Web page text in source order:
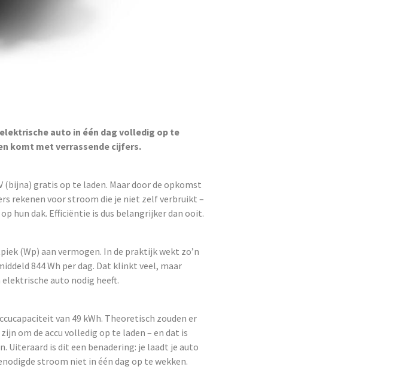
auto in één dag volledig op te
komt met verrassende cijfers.
(bijna) gratis op te laden. Maar door de opkomst
rekenen voor stroom die je niet zelf verbruikt –
hun dak. Efficiëntie is dus belangrijker dan ooit.
(Wp) aan vermogen. In de praktijk wekt zo’n
844 Wh per dag. Dat klinkt veel, maar
auto nodig heeft.
van 49 kWh. Theoretisch zouden er
om de accu volledig op te laden – en dat is
Uiteraard is dit een benadering: je laadt je auto
stroom niet in één dag op te wekken.